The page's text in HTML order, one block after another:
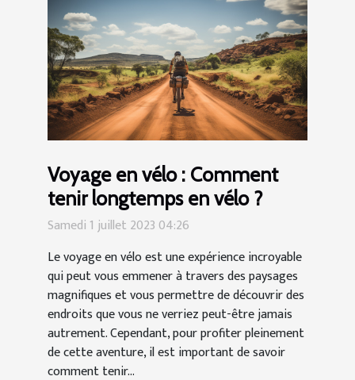
Voyage en vélo : Comment
tenir longtemps en vélo ?
Samedi 1 juillet 2023 04:26
Le voyage en vélo est une expérience incroyable
qui peut vous emmener à travers des paysages
magnifiques et vous permettre de découvrir des
endroits que vous ne verriez peut-être jamais
autrement. Cependant, pour profiter pleinement
de cette aventure, il est important de savoir
comment tenir...